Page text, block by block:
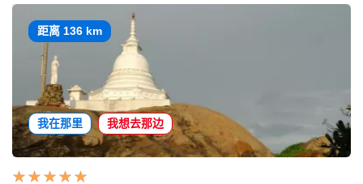
距离 136 km
我在那里 我想去那边